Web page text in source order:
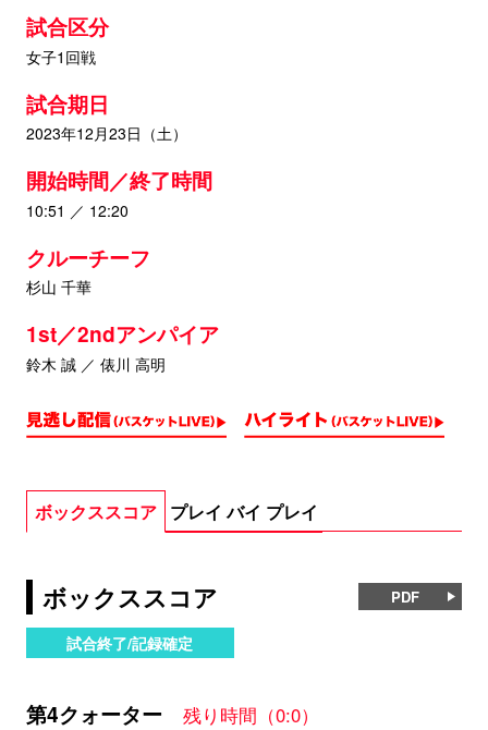
試合区分
女子1回戦
試合期日
2023年12月23日（土）
開始時間／終了時間
10:51 ／ 12:20
クルーチーフ
杉山 千華
1st／2ndアンパイア
鈴木 誠 ／ 俵川 高明
ボックススコア プレイ バイ プレイ
ボックススコア PDF
試合終了/記録確定
第4クォーター 残り時間（0:0）